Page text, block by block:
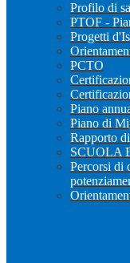
Profilo di
PTOF -
Progetti
PCTO
Piano
Piano di
Rapporto
SCUOLA
Percorsi di